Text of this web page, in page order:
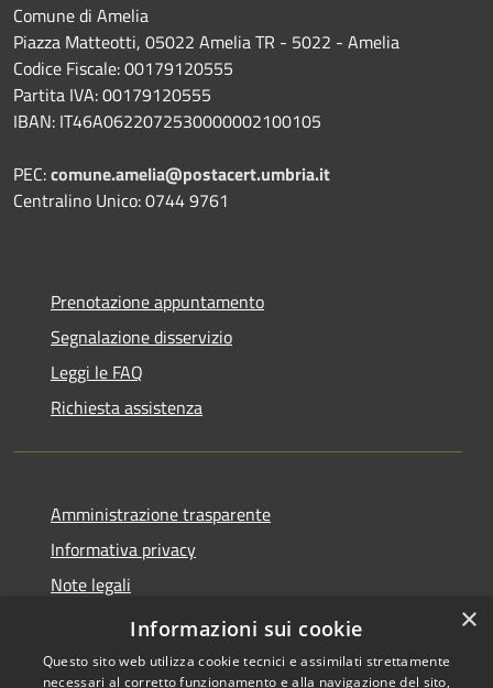
Comune di Amelia
Piazza Matteotti, 05022 Amelia TR - 5022 - Amelia
Codice Fiscale: 00179120555
Partita IVA: 00179120555
IBAN: IT46A0622072530000002100105
PEC:comune.amelia@postacert.umbria.it
Centralino Unico: 0744 9761
Prenotazione appuntamento
Segnalazione disservizio
Leggi le FAQ
Richiesta assistenza
Amministrazione trasparente
Informativa privacy
Note legali
Dichiarazione di accessibilità
×
Informazioni sui cookie
Questo sito web utilizza cookie tecnici e assimilati strettamente
necessari al corretto funzionamento e alla navigazione del sito,